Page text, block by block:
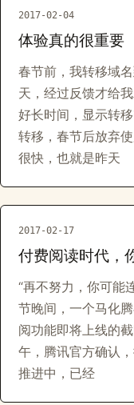
2017-02-04
体验真的很重要
春节前，我转移域
天，经过反馈才给
好长时间，显示转
转移，春节后放弃
很快，也就是昨天
2017-02-17
付费阅读时代，
“再不努力，你可能
节晚间，一个马化
阅功能即将上线的
午，腾讯官方确认
推进中，已经